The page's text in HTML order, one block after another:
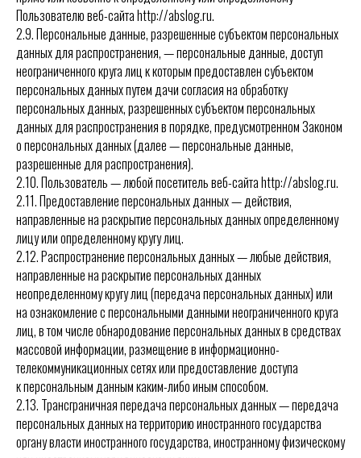
Пользователю веб-сайта http://abslog.ru.
2.9. Персональные данные, разрешенные субъектом персональных
данных для распространения, — персональные данные, доступ
неограниченного круга лиц к которым предоставлен субъектом
персональных данных путем дачи согласия на обработку
персональных данных, разрешенных субъектом персональных
данных для распространения в порядке, предусмотренном Законом
о персональных данных (далее — персональные данные,
разрешенные для распространения).
2.10. Пользователь — любой посетитель веб-сайта http://abslog.ru.
2.11. Предоставление персональных данных — действия,
направленные на раскрытие персональных данных определенному
лицу или определенному кругу лиц.
2.12. Распространение персональных данных — любые действия,
направленные на раскрытие персональных данных
неопределенному кругу лиц (передача персональных данных) или
на ознакомление с персональными данными неограниченного круга
лиц, в том числе обнародование персональных данных в средствах
массовой информации, размещение в информационно-
телекоммуникационных сетях или предоставление доступа
к персональным данным каким-либо иным способом.
2.13. Трансграничная передача персональных данных — передача
персональных данных на территорию иностранного государства
органу власти иностранного государства, иностранному физическому